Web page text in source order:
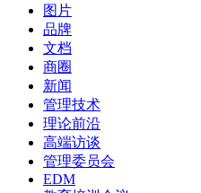
图片
品牌
文档
商圈
新闻
管理技术
理论前沿
高端访谈
管理委员会
EDM